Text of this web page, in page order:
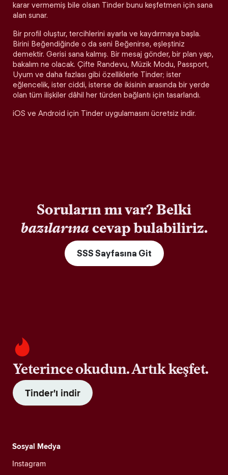
karar vermemiş bile olsan Tinder bunu keşfetmen için sana
alan sunar.
Bir profil oluştur, tercihlerini ayarla ve kaydırmaya başla.
Birini Beğendiğinde o da seni Beğenirse, eşleştiniz
demektir. Gerisi sana kalmış. Bir mesaj gönder, bir plan yap,
bakalım ne olacak. Çifte Randevu, Müzik Modu, Passport,
Uyum ve daha fazlası gibi özelliklerle Tinder; ister
eğlencelik, ister ciddi, isterse de ikisinin arasında bir yerde
olan tüm ilişkiler dâhil her türden bağlantı için tasarlandı.
iOS ve Android için Tinder uygulamasını ücretsiz indir.
Soruların mı var? Belki
bazılarınacevap bulabiliriz.
SSS Sayfasına Git
Yeterince okudun. Artık keşfet.
Tinder'ı indir
Sosyal Medya
Instagram